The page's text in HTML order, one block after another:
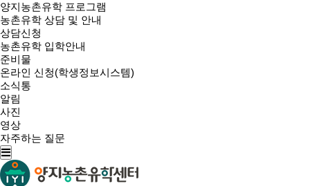
양지농촌유학 프로그램
농촌유학 상담 및 안내
상담신청
농촌유학 입학안내
준비물
온라인 신청(학생정보시스템)
소식통
알림
사진
영상
자주하는 질문